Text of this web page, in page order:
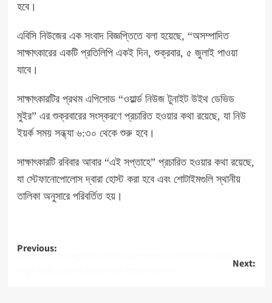
হবে।
এবিসি নিউজের এক সংবাদ বিজ্ঞপ্তিতে বলা হয়েছে, “অসম্পাদিত
সাক্ষাৎকারের একটি প্রতিলিপি একই দিন, শুক্রবার, ৫ জুলাই পাওয়া
যাবে।
সাক্ষাৎকারটির প্রথম এপিসোড “ওয়ার্ল্ড নিউজ টুনাইট উইথ ডেভিড
মুইর” এর শুক্রবারের সংস্করণে প্রচারিত হওয়ার কথা রয়েছে, যা নিউ
ইয়র্ক সময় সন্ধ্যা ৬:৩০ থেকে শুরু হবে।
সাক্ষাৎকারটি রবিবার আবার “এই সপ্তাহে” প্রচারিত হওয়ার কথা রয়েছে,
যা স্টেফানোপোলোস দ্বারা হোস্ট করা হবে এবং শোটাইমগুলি স্থানীয়
তালিকা অনুসারে পরিবর্তিত হয়।
Post
Previous:
বিমান বাংলাদেশের নতুন সিইও বিমান বহর সম্প্রসারণের চিন্তাভাবনা করছেন
Next: